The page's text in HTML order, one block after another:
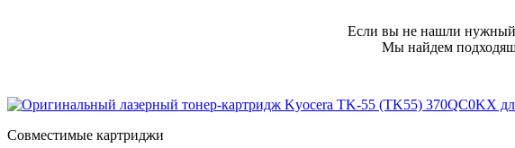
Если вы не нашли нужный
Мы найдем
Совместимые картриджи